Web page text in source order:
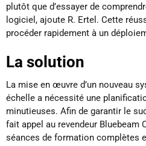
plutôt que d’essayer de
logiciel, ajoute R. Ertel. Cette
procéder rapidement à un
La solution
La mise en œuvre d’un nouveau
échelle a nécessité une
minutieuses. Afin de garantir le
fait appel au revendeur Bluebeam
séances de formation complètes